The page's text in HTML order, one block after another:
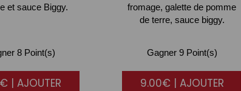
et sauce Biggy.
8 Point(s)
| AJOUTER
fromage, galette de pomme
de terre, sauce biggy.
Gagner 9 Point(s)
9.00€ | AJOUTER